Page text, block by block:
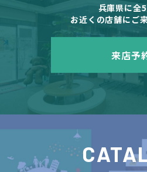
兵庫県に全
お近くの店舗にご
来店予